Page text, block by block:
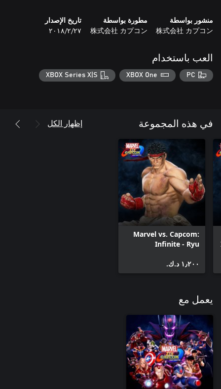
منشور بواسطة
株式会社 カプコン
مطورة بواسطة
株式会社 カプコン
تاريخ الإصدار
٢٧‏/٢‏/٢٠١٨
العب باستخدام
PC
XBOX One
XBOX Series X|S
في هذه المجموعة إظهار الكل
Marvel vs. Capcom:
Infinite - Ryu
١٫٢٠٠ د.ك.‏
يعمل مع